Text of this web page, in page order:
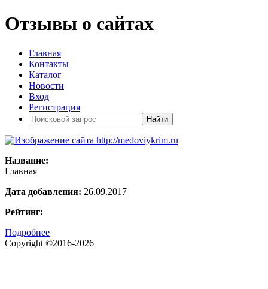
Отзывы о сайтах
Главная
Контакты
Каталог
Новости
Вход
Регистрация
Название:
Главная
Дата добавления: 26.09.2017
Рейтинг:
Подробнее
Copyright ©2016-2026